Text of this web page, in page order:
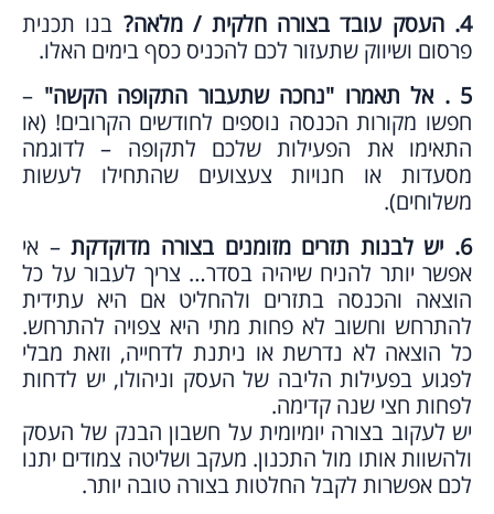
4. העסק עובד בצורה חלקית / מלאה?
בנו תכנית
פרסום ושיווק שתעזור לכם להכניס כסף בימים האלו.
5 . אל תאמרו "נחכה שתעבור התקופה הקשה"
–
חפשו מקורות הכנסה נוספים לחודשים הקרובים! (או
התאימו את הפעילות שלכם לתקופה – לדוגמה
מסעדות או חנויות צעצועים שהתחילו לעשות
משלוחים).
6. יש לבנות תזרים מזומנים בצורה מדוקדקת
– אי
אפשר יותר להניח שיהיה בסדר… צריך לעבור על כל
הוצאה והכנסה בתזרים ולהחליט אם היא עתידית
להתרחש וחשוב לא פחות מתי היא צפויה להתרחש.
כל הוצאה לא נדרשת או ניתנת לדחייה, וזאת מבלי
לפגוע בפעילות הליבה של העסק וניהולו, יש לדחות
לפחות חצי שנה קדימה.
יש לעקוב בצורה יומיומית על חשבון הבנק של העסק
ולהשוות אותו מול התכנון. מעקב ושליטה צמודים יתנו
לכם אפשרות לקבל החלטות בצורה טובה יותר.